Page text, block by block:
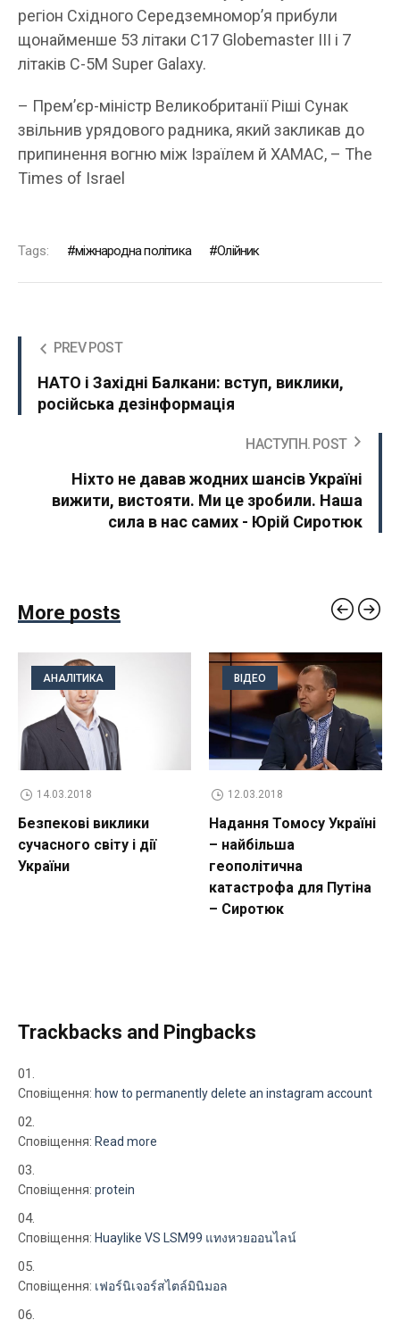
регіон Східного Середземномор’я прибули
щонайменше 53 літаки C17 Globemaster III і 7
літаків C-5M Super Galaxy.
– Прем’єр-міністр Великобританії Ріші Сунак
звільнив урядового радника, який закликав до
припинення вогню між Ізраїлем й ХАМАС, – The
Times of Israel
Tags: міжнародна політика Олійник
PREV POST
НАТО і Західні Балкани: вступ, виклики,
російська дезінформація
НАСТУПН. POST
Ніхто не давав жодних шансів Україні
вижити, вистояти. Ми це зробили. Наша
сила в нас самих - Юрій Сиротюк
More posts
АНАЛІТИКА
14.03.2018
Безпекові виклики
сучасного світу і дії
України
ВІДЕО
12.03.2018
Надання Томосу Україні
– найбільша
геополітична
катастрофа для Путіна
– Сиротюк
Trackbacks and Pingbacks
Сповіщення: how to permanently delete an instagram account
Сповіщення: Read more
Сповіщення: protein
Сповіщення: Huaylike VS LSM99 แทงหวยออนไลน์
Сповіщення: เฟอร์นิเจอร์สไตล์มินิมอล